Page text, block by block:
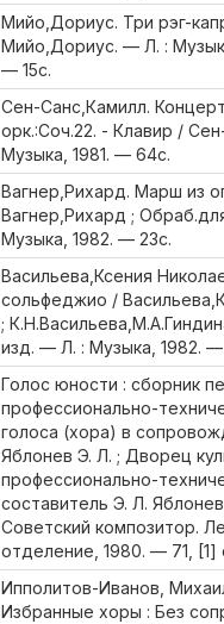
Мийо,Дориус. Три рэг-
Мийо,Дориус. — Л. :
— 15с.
Сен-Санс,Камилл.
орк.:Соч.22. - Клавир /
Музыка, 1981. — 64с.
Вагнер,Рихард. Марш из
Вагнер,Рихард ;
Музыка, 1982. — 23с.
Васильева,Ксения
сольфеджио /
;
изд. — Л. : Музыка, 1982. —
Голос юности : сборник
профессионально-
голоса (хора) в
Яблонев Э. Л. ; Дворец
профессионально-
составитель Э. Л.
Советский композитор.
отделение, 1980. — 71, [1]
Ипполитов-Иванов,
Избранные хоры : Без